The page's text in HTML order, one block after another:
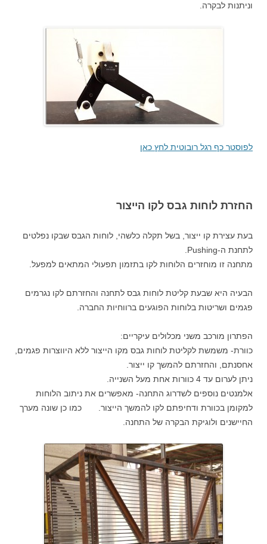
וניתנות לבקרה.
לפוסטר כף רגל רובוטית לחץ כאן
החזרת לוחות גבס לקו הייצור
בעת עצירת קו ייצור, בשל תקלה כלשהי, לוחות הגבס שבקו נפלטים
לתחנת ה-Pushing.
מתחנה זו מוחזרים הלוחות לקו בתזמון תפעולי המתאים למפעל.
הבעיה היא שבעת קליטת לוחות גבס לתחנה והחזרתם לקו נגרמים
פגמים ושריטות בלוחות הפוגעים ברווחיות החברה.
הפתרון מורכב משני מכלולים עיקריים:
כוורת- משמשת לקליטת לוחות גבס מקו הייצור ללא היווצרות פגמים,
אחסנתם, והחזרתם להמשך קו ייצור.
ניתן לערום עד 4 כוורות אחת מעל השנייה.
אלמנטים נוספים לשדרוג התחנה- מאפשרים את ניתוב הלוחות
למקומן בכוורת ודחיפתם לקו להמשך הייצור. כמו כן שונה מערך
החיישנים ולוגיקת הבקרה של התחנה.